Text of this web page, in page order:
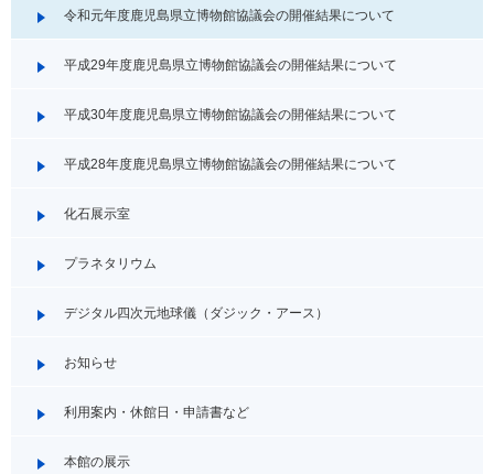
令和元年度鹿児島県立博物館協議会の開催結果について
平成29年度鹿児島県立博物館協議会の開催結果について
平成30年度鹿児島県立博物館協議会の開催結果について
平成28年度鹿児島県立博物館協議会の開催結果について
化石展示室
プラネタリウム
デジタル四次元地球儀（ダジック・アース）
お知らせ
利用案内・休館日・申請書など
本館の展示